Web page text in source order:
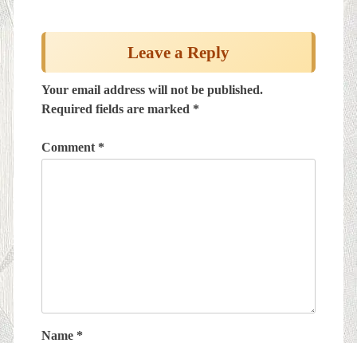
Leave a Reply
Your email address will not be published.
Required fields are marked *
Comment *
Name *